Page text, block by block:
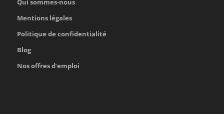
Qui sommes-nous
Mentions légales
Politique de confidentialité
Blog
Nos offres d’emploi